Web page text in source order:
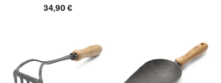
34,90 €